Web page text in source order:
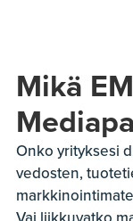
Mikä
Onko yrityksesi
vedosten,